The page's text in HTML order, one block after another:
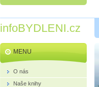
infoBYDLENI.cz
MENU
O nás
Naše knihy